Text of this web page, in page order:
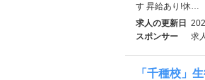
す 昇給あり!休…
求人の更新日
スポンサー
求
「千種校」